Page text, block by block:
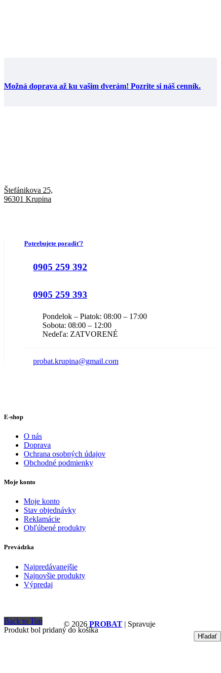
Možná doprava až ku vašim dverám! Pozrite si náš cenník.
Štefánikova 25,
96301 Krupina
Potrebujete poradiť?
0905 259 392
0905 259 393
Pondelok – Piatok: 08:00 – 17:00
Sobota: 08:00 – 12:00
Nedeľa: ZATVORENÉ
probat.krupina@gmail.com
E-shop
O nás
Doprava
Ochrana osobných údajov
Obchodné podmienky
Moje konto
Moje konto
Stav objednávky
Reklamácie
Obľúbené produkty
Prevádzka
Najpredávanejšie
Najnovšie produkty
Výpredaj
© 2026 PROBAT | Spravuje
Back to Top
Produkt bol pridaný do košíka